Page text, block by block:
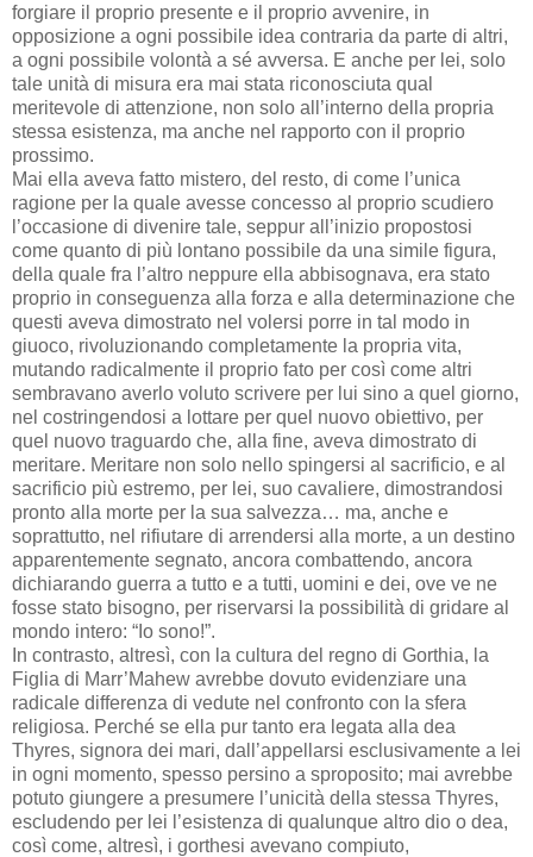
forgiare il proprio presente e il proprio avvenire, in
opposizione a ogni possibile idea contraria da parte di altri,
a ogni possibile volontà a sé avversa. E anche per lei, solo
tale unità di misura era mai stata riconosciuta qual
meritevole di attenzione, non solo all’interno della propria
stessa esistenza, ma anche nel rapporto con il proprio
prossimo.
Mai ella aveva fatto mistero, del resto, di come l’unica
ragione per la quale avesse concesso al proprio scudiero
l’occasione di divenire tale, seppur all’inizio propostosi
come quanto di più lontano possibile da una simile figura,
della quale fra l’altro neppure ella abbisognava, era stato
proprio in conseguenza alla forza e alla determinazione che
questi aveva dimostrato nel volersi porre in tal modo in
giuoco, rivoluzionando completamente la propria vita,
mutando radicalmente il proprio fato per così come altri
sembravano averlo voluto scrivere per lui sino a quel giorno,
nel costringendosi a lottare per quel nuovo obiettivo, per
quel nuovo traguardo che, alla fine, aveva dimostrato di
meritare. Meritare non solo nello spingersi al sacrificio, e al
sacrificio più estremo, per lei, suo cavaliere, dimostrandosi
pronto alla morte per la sua salvezza… ma, anche e
soprattutto, nel rifiutare di arrendersi alla morte, a un destino
apparentemente segnato, ancora combattendo, ancora
dichiarando guerra a tutto e a tutti, uomini e dei, ove ve ne
fosse stato bisogno, per riservarsi la possibilità di gridare al
mondo intero: “Io sono!”.
In contrasto, altresì, con la cultura del regno di Gorthia, la
Figlia di Marr’Mahew avrebbe dovuto evidenziare una
radicale differenza di vedute nel confronto con la sfera
religiosa. Perché se ella pur tanto era legata alla dea
Thyres, signora dei mari, dall’appellarsi esclusivamente a lei
in ogni momento, spesso persino a sproposito; mai avrebbe
potuto giungere a presumere l’unicità della stessa Thyres,
escludendo per lei l’esistenza di qualunque altro dio o dea,
così come, altresì, i gorthesi avevano compiuto,